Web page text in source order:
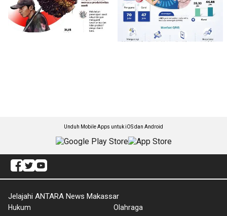
Unduh Mobile Apps untuk iOS dan Android
Jelajahi ANTARA News Makassar
Hukum
Olahraga